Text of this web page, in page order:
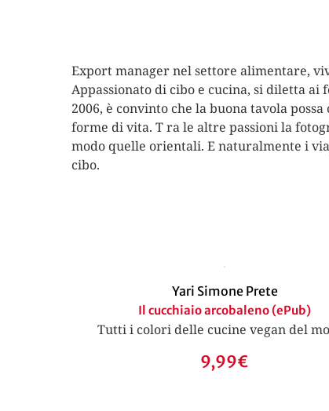
Export manager nel settore alimentare,
Appassionato di cibo e cucina, si diletta
2006, è convinto che la buona tavola
forme di vita. T ra le altre passioni la
modo quelle orientali. E naturalmente i
cibo.
Yari Simone Prete
Il cucchiaio arcobaleno (ePub)
Tutti i colori delle cucine vegan del
9,99€